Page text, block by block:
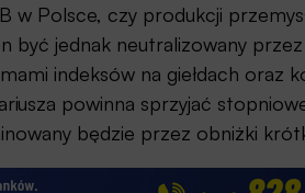
w Polsce, czy produkcji
być jednak neutralizowany
indeksów na giełdach oraz
powinna sprzyjać
będzie przez obniżki